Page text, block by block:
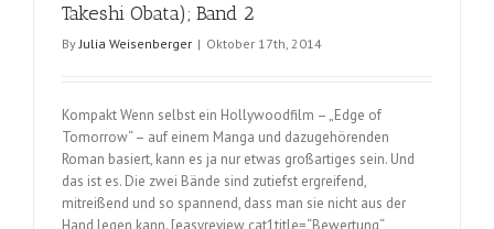
Takeshi Obata); Band 2
ByJulia Weisenberger | Oktober 17th, 2014
Kompakt Wenn selbst ein Hollywoodfilm – „Edge of
Tomorrow“ – auf einem Manga und dazugehörenden
Roman basiert, kann es ja nur etwas großartiges sein. Und
das ist es. Die zwei Bände sind zutiefst ergreifend,
mitreißend und so spannend, dass man sie nicht aus der
Hand legen kann. [easyreview cat1title=“Bewertung“